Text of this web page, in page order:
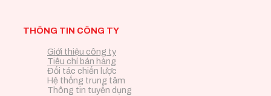
THÔNG TIN CÔNG TY
Giới thiệu công ty
Tiêu chí bán hàng
Đối tác chiến lược
Hệ thống trung tâm
Thông tin tuyển dụng